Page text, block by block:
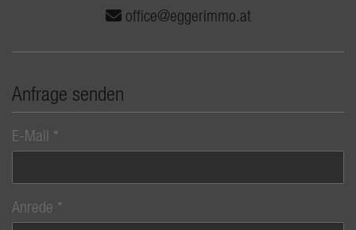
office@eggerimmo.at
Anfrage senden
E-Mail
Anrede